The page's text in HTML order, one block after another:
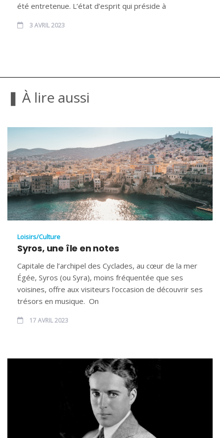
été entretenue. L’état d’esprit qui préside à
3 AVRIL 2023
❚ À lire aussi
Loisirs/Culture
Syros, une île en notes
Capitale de l’archipel des Cyclades, au cœur de la mer
Égée, Syros (ou Syra), moins fréquentée que ses
voisines, offre aux visiteurs l’occasion de découvrir ses
trésors en musique. On
17 AVRIL 2023